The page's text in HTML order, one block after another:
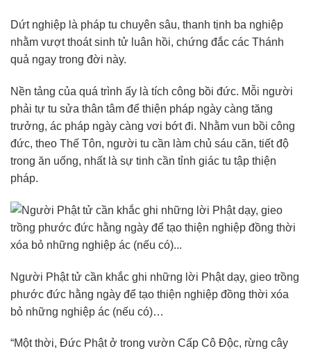
Dứt nghiệp là pháp tu chuyên sâu, thanh tịnh ba nghiệp
nhằm vượt thoát sinh tử luân hồi, chứng đắc các Thánh
quả ngay trong đời này.
Nền tảng của quá trình ấy là tích công bồi đức. Mỗi người
phải tự tu sửa thân tâm để thiện pháp ngày càng tăng
trưởng, ác pháp ngày càng vơi bớt đi. Nhằm vun bồi công
đức, theo Thế Tôn, người tu cần làm chủ sáu căn, tiết độ
trong ăn uống, nhất là sự tinh cần tỉnh giác tu tập thiện
pháp.
Người Phật tử cần khắc ghi những lời Phật dạy, gieo trồng
phước đức hằng ngày để tạo thiện nghiệp đồng thời xóa
bỏ những nghiệp ác (nếu có)…
“Một thời, Đức Phật ở trong vườn Cấp Cô Độc, rừng cây